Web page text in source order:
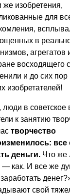
же изобретения,
для
в
агрегатов
восходящего
и до сих пор
изобретателей!
люди в советское
к занятию
творчество
все
деньги. Что же
— как. И все же
свой